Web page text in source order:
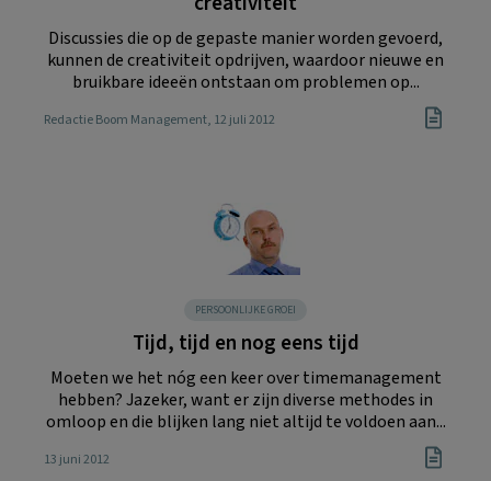
Discussies die op de gepaste manier worden gevoerd,
kunnen de creativiteit opdrijven, waardoor nieuwe en
bruikbare ideeën ontstaan om problemen op...
Redactie Boom Management, 12 juli 2012
PERSOONLIJKE GROEI
Tijd, tijd en nog eens tijd
Moeten we het nóg een keer over timemanagement
hebben? Jazeker, want er zijn diverse methodes in
omloop en die blijken lang niet altijd te voldoen aan...
13 juni 2012